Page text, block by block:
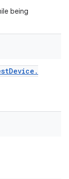
being
Device .